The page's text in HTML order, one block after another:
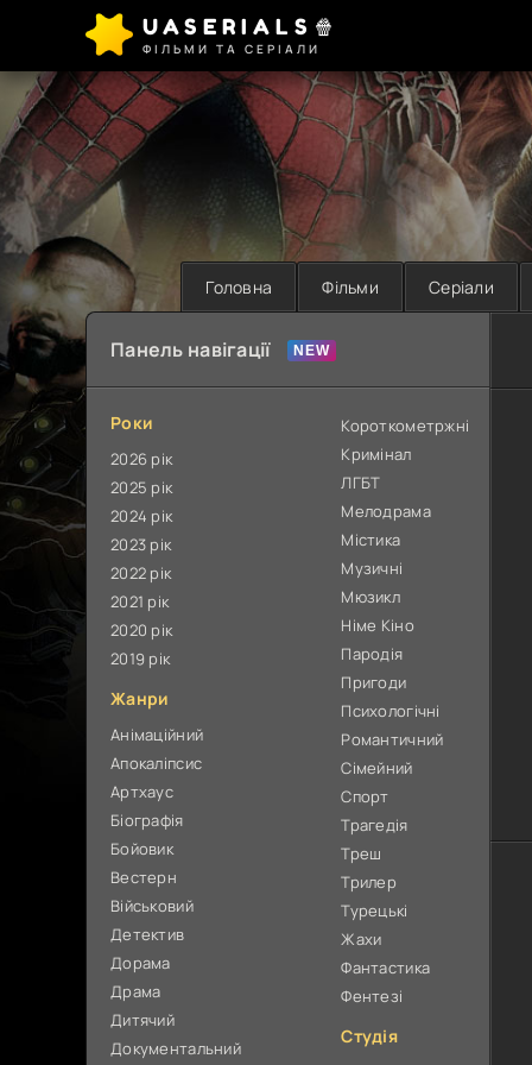
UASERIALS🍿
ФІЛЬМИ ТА СЕРІАЛИ
Головна Фільми Серіали
Панель навігації
Роки
2026 рік
2025 рік
2024 рік
2023 рік
2022 рік
2021 рік
2020 рік
2019 рік
Жанри
Анімаційний
Апокаліпсис
Артхаус
Біографія
Бойовик
Вестерн
Військовий
Детектив
Дорама
Драма
Дитячий
Документальний
Короткометржні
Кримінал
ЛГБТ
Мелодрама
Містика
Музичні
Мюзикл
Німе Кіно
Пародія
Пригоди
Психологічні
Романтичний
Сімейний
Спорт
Трагедія
Треш
Трилер
Турецькі
Жахи
Фантастика
Фентезі
Студія